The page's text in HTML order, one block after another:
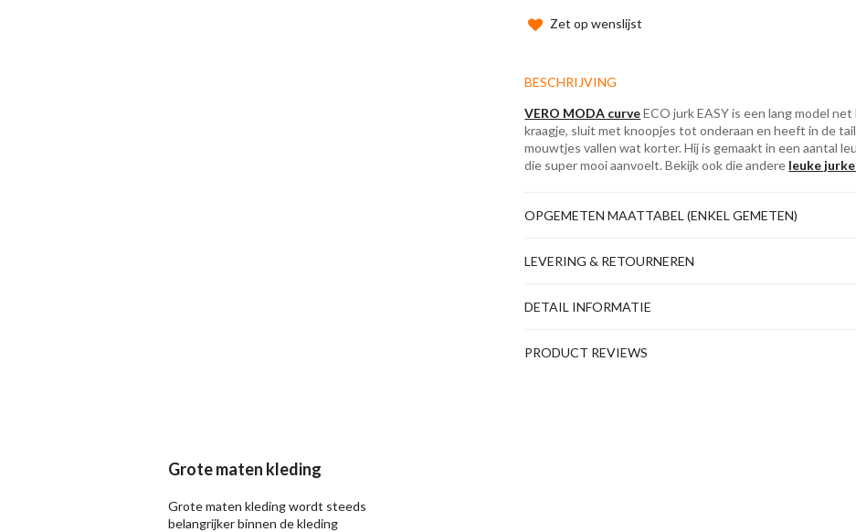
Zet op wenslijst
BESCHRIJVING
VERO MODA curveECO jurk EASY is een lang model
kraagje, sluit met knoopjes tot onderaan en heeft in de
mouwtjes vallen wat korter. Hij is gemaakt in een aantal
die super mooi aanvoelt. Bekijk ook die andere leuke
OPGEMETEN MAATTABEL (ENKEL GEMETEN)
LEVERING & RETOURNEREN
DETAIL INFORMATIE
PRODUCT REVIEWS
Grote maten kleding
Grote maten kleding wordt steeds
belangrijker binnen de kleding